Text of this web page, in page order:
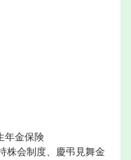
年金保険
株会制度、慶弔見舞金